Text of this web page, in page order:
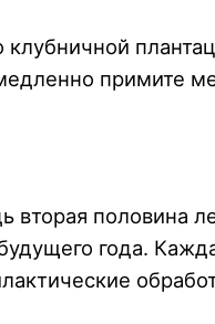
примите
вторая половина
года.